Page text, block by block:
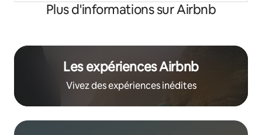
Plus d'informations sur Airbnb
Les expériences Airbnb
Vivez des expériences inédites